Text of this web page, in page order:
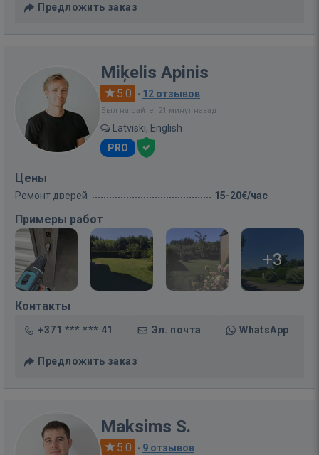
Предложить заказ
Miķelis Apinis
5.0 · 12 отзывов
Был на сайте: 21 минут назад
Latviski, English
PRO
Цены
Ремонт дверей 15-20€/час
Примеры работ
+3
Контакты
+371 *** *** 41 Эл. почта WhatsApp
Предложить заказ
Maksims S.
5.0 · 9 отзывов